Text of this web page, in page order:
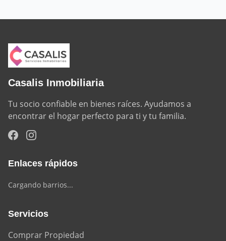
Casalis Inmobiliaria
Tu socio confiable en bienes raíces. Ayudamos a
encontrar el hogar perfecto para ti y tu familia.
Enlaces rápidos
Cargando barrios...
Servicios
Comprar Propiedad